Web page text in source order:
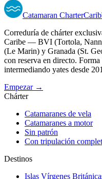
Catamaran Charter
Correduría de chárter
Caribe — BVI (Tortola,
(Le Marin) y Granada (St.
con reserva en directo.
intermediando yates desde
Empezar →
Chárter
Catamaranes de vela
Catamaranes a motor
Sin patrón
Con tripulación
Destinos
Islas Vírgenes